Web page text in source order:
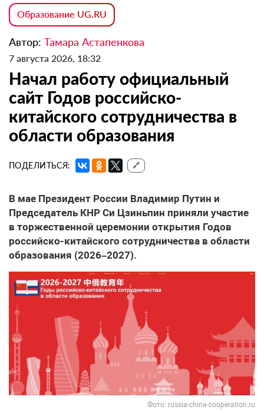
Образование UG.RU
Автор: Тамара Астапенкова
7 августа 2026, 18:32
Начал работу официальный
сайт Годов российско-
китайского сотрудничества в
области образования
ПОДЕЛИТЬСЯ: 🔗
В мае Президент России Владимир Путин и
Председатель КНР Си Цзиньпин приняли участие
в торжественной церемонии открытия Годов
российско-китайского сотрудничества в области
образования (2026–2027).
Фото: russia-china-cooperation.ru